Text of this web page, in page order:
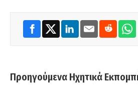
Προηγούμενα Ηχητικά